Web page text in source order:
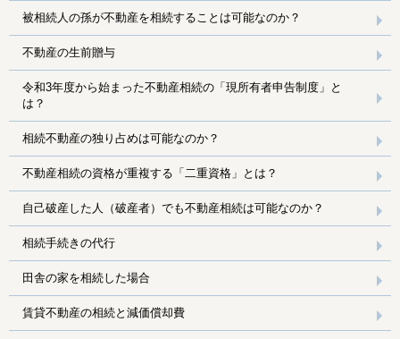
被相続人の孫が不動産を相続することは可能なのか？
不動産の生前贈与
令和3年度から始まった不動産相続の「現所有者申告制度」と
は？
相続不動産の独り占めは可能なのか？
不動産相続の資格が重複する「二重資格」とは？
自己破産した人（破産者）でも不動産相続は可能なのか？
相続手続きの代行
田舎の家を相続した場合
賃貸不動産の相続と減価償却費